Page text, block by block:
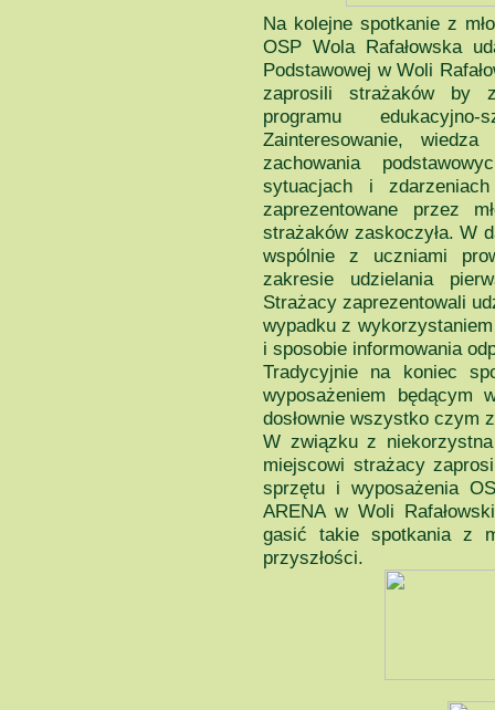
Na kolejne spotkanie z
OSP Wola Rafałowska
Podstawowej w Woli
zaprosili strażaków by
programu edukacyjno-
Zainteresowanie,
zachowania
sytuacjach i
zaprezentowane przez
strażaków zaskoczyła. W
wspólnie z uczniami
zakresie udzielania
Strażacy zaprezentowali
wypadku z
i sposobie informowania
Tradycyjnie na koniec
wyposażeniem będącym
dosłownie wszystko czym
W związku z
miejscowi strażacy
sprzętu i wyposażenia
ARENA w Woli
gasić takie spotkania z
przyszłości.